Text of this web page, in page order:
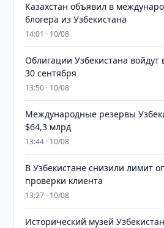
Казахстан объявил в
блогера из Узбекистана
14:01 · 10/08
Облигации Узбекистана войдут
30 сентября
13:50 · 10/08
Международные резервы
$64,3 млрд
13:44 · 10/08
В Узбекистане снизили лимит
проверки клиента
13:27 · 10/08
Исторический музей